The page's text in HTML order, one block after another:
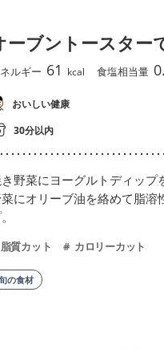
ーブントースター
ルギー 61 kcal 食塩相当量
おいしい健康
30分以内
野菜にヨーグルトディップ
にオリーブ油を絡めて脂溶
脂質カット カロリーカット
の食材